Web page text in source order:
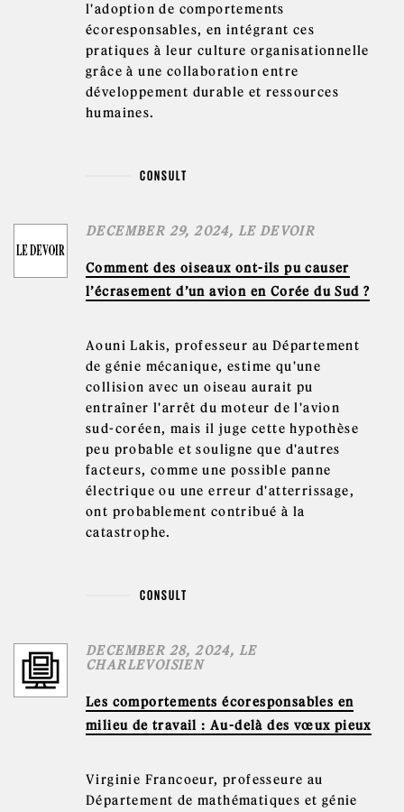
l'adoption de comportements
écoresponsables, en intégrant ces
pratiques à leur culture organisationnelle
grâce à une collaboration entre
développement durable et ressources
humaines.
CONSULT
DECEMBER 29, 2024, LE DEVOIR
Comment des oiseaux ont-ils pu causer
l’écrasement d’un avion en Corée du Sud ?
Aouni Lakis, professeur au Département
de génie mécanique, estime qu'une
collision avec un oiseau aurait pu
entraîner l'arrêt du moteur de l'avion
sud-coréen, mais il juge cette hypothèse
peu probable et souligne que d'autres
facteurs, comme une possible panne
électrique ou une erreur d'atterrissage,
ont probablement contribué à la
catastrophe.
CONSULT
DECEMBER 28, 2024, LE
CHARLEVOISIEN
Les comportements écoresponsables en
milieu de travail : Au-delà des vœux pieux
Virginie Francoeur, professeure au
Département de mathématiques et génie